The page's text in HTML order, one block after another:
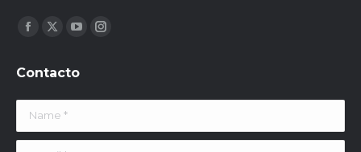
Find us on:
Facebook
opens
in
new
window
X
opens
in
new
window
YouTube
opens
in
window
Instagram
in
window
Contacto
Name *